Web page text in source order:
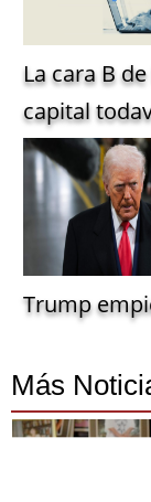
La cara B
capital
Trump
Más